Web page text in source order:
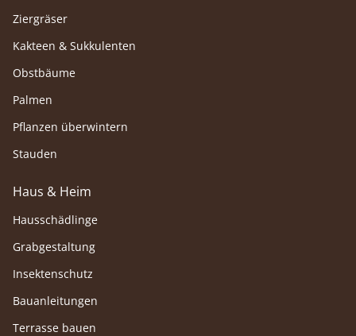
Ziergräser
Kakteen & Sukkulenten
Obstbäume
Palmen
Pflanzen überwintern
Stauden
Haus & Heim
Hausschädlinge
Grabgestaltung
Insektenschutz
Bauanleitungen
Terrasse bauen